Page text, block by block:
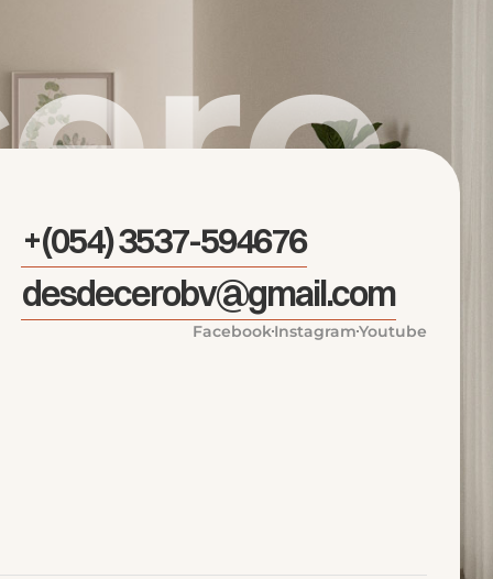
+(054) 3537-594676
desdecerobv@gmail.com
FacebookInstagramYoutube